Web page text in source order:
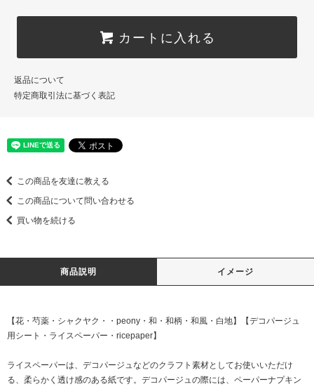
カートに入れる
返品について
特定商取引法に基づく表記
この商品を友達に教える
この商品について問い合わせる
買い物を続ける
商品説明 イメージ
【花・芍薬・シャクヤク・・peony・和・和柄・和風・白地】【デコパージュ
用シート・ライスペーパー・ricepaper】
ライスペーパーは、デコパージュなどのクラフト素材としてお使いいただけ
る、柔らかく透け感のある紙です。デコパージュの際には、ペーパーナプキン